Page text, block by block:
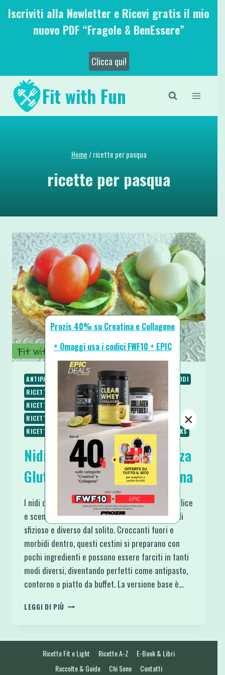
SaltaIscriviti alla Newletter e Ricevi gratis il mio
nuovo PDF “Fragole & BenEssere”
Clicca qui!
Fit with Fun
Home/ ricette per pasqua
ricette per pasqua
ANTIPASTI E STUZZICHINI CONTORNI
PIATTI FREDDI
RICETTE
RICETTE BASE
RICETTE SALATE
RICETTE SENZA BURRO
RICETTE SENZA GLUTINE
RICETTE SENZA LATTOSIO
RICETTE VEGANE
RICETTE VEGETARIANE
SECONDI SPUNTINI E SNACKS
Nidi o Cestini di Patate Senza
Glutine e con versione Vegana
I nidi di patate senza glutine sono un’idea semplice
e scenografica per portare in tavola qualcosa di
sfizioso e diverso dal solito. Croccanti fuori e
morbidi dentro, questi cestini si preparano con
pochi ingredienti e possono essere farciti in tanti
modi diversi, diventando perfetti come antipasto,
contorno o piatto da buffet. La versione base è…
LEGGI DI PIÙ NIDI
SENZA
GLUTINE
Ricette Fit e Light Ricette A-Z
E-Book & Libri
Raccolte & Guide
Chi Sono Contatti
Prozis 40% su Creatina e Collagene
+ Omaggi usa i codici FWF10 + EPIC
×